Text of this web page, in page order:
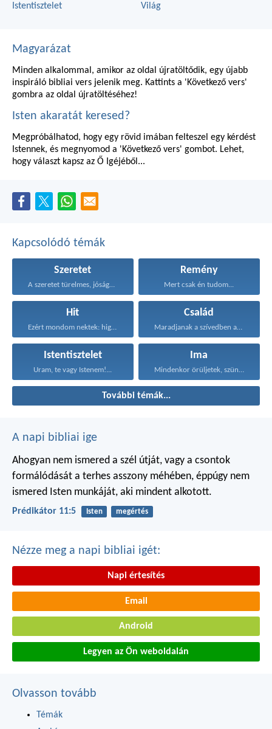
Istentisztelet
Világ
Magyarázat
Minden alkalommal, amikor az oldal újratöltődik, egy újabb
inspiráló bibliai vers jelenik meg. Kattints a 'Következő vers'
gombra az oldal újratöltéséhez!
Isten akaratát keresed?
Megpróbálhatod, hogy egy rövid imában felteszel egy kérdést
Istennek, és megnyomod a 'Következő vers' gombot. Lehet,
hogy választ kapsz az Ő Igéjéből...
Kapcsolódó témák
Szeretet
A szeretet türelmes, jóságos...
Remény
Mert csak én tudom...
Hit
Ezért mondom nektek: higgyétek...
Család
Maradjanak a szívedben azok...
Istentisztelet
Uram, te vagy Istenem!...
Ima
Mindenkor örüljetek, szüntelenül imádkozzatok...
További témák...
A napi bibliai ige
Ahogyan nem ismered a szél útját, vagy a csontok
formálódását a terhes asszony méhében, éppúgy nem
ismered Isten munkáját, aki mindent alkotott.
Prédikátor 11:5 Isten megértés
Nézze meg a napi bibliai igét:
Napi értesítés
Email
Android
Legyen az Ön weboldalán
Olvasson tovább
Témák